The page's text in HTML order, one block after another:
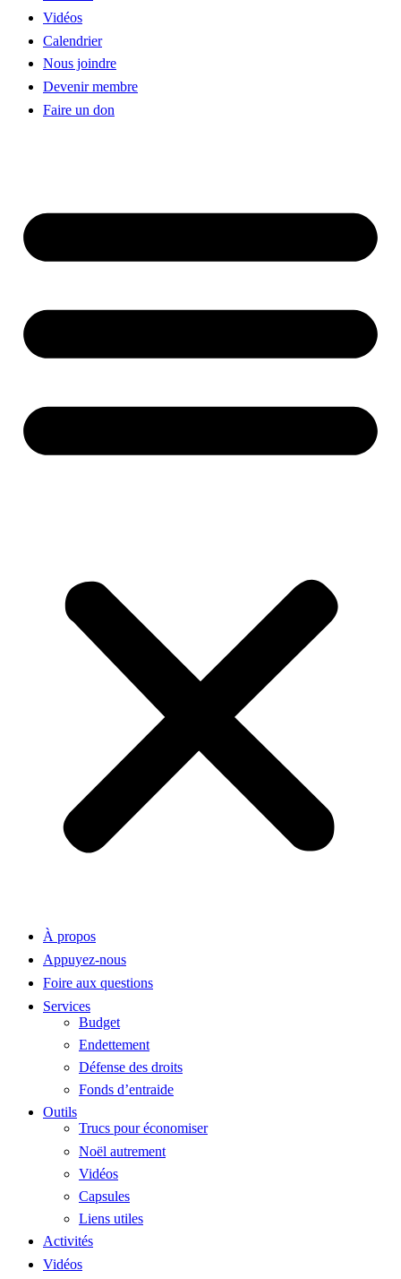
Vidéos
Calendrier
Nous joindre
Devenir membre
Faire un don
À propos
Appuyez-nous
Foire aux questions
Services
Budget
Endettement
Défense des droits
Fonds d’entraide
Outils
Trucs pour économiser
Noël autrement
Vidéos
Capsules
Liens utiles
Activités
Vidéos